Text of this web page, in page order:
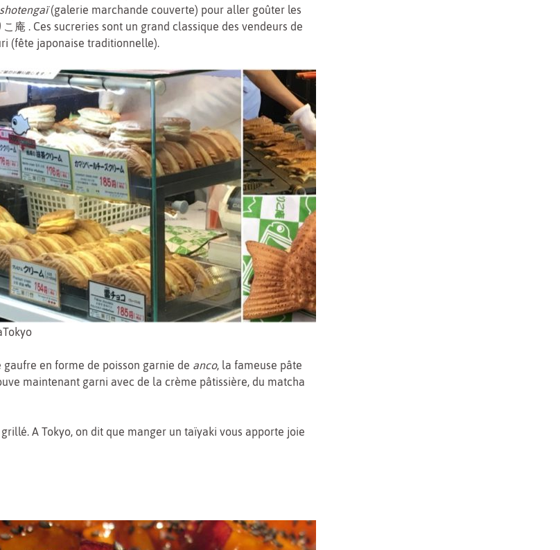
shotengaï(galerie marchande couverte) pour aller goûter les
庵 . Ces sucreries sont un grand classique des vendeurs de
(fête japonaise traditionnelle).
gaufre en forme de poisson garnie de anco, la fameuse pâte
maintenant garni avec de la crème pâtissière, du matcha
A Tokyo, on dit que manger un taïyaki vous apporte joie